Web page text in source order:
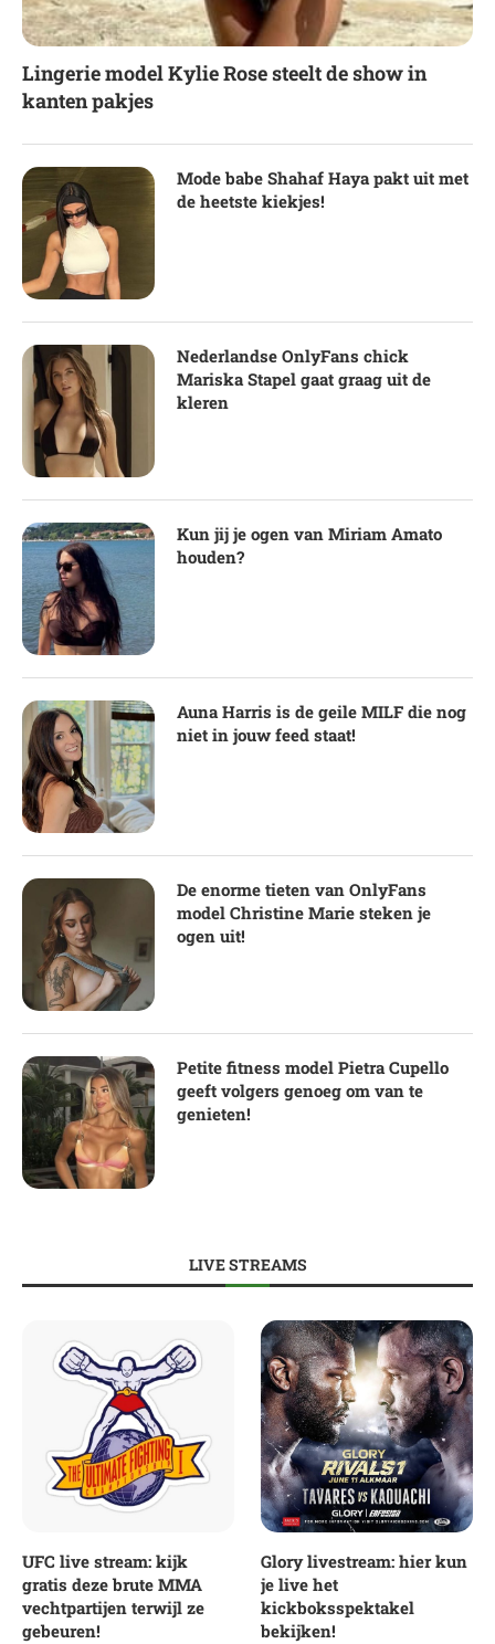
Lingerie model Kylie Rose steelt de show in
kanten pakjes
Mode babe Shahaf Haya pakt uit met
de heetste kiekjes!
Nederlandse OnlyFans chick
Mariska Stapel gaat graag uit de
kleren
Kun jij je ogen van Miriam Amato
houden?
Auna Harris is de geile MILF die nog
niet in jouw feed staat!
De enorme tieten van OnlyFans
model Christine Marie steken je
ogen uit!
Petite fitness model Pietra Cupello
geeft volgers genoeg om van te
genieten!
LIVE STREAMS
UFC live stream: kijk
gratis deze brute MMA
vechtpartijen terwijl ze
gebeuren!
Glory livestream: hier kun
je live het
kickboksspektakel
bekijken!